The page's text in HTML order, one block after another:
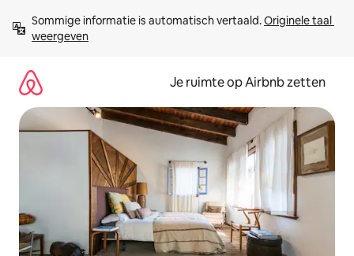
direct
naar
Sommige informatie is automatisch vertaald. Originele taal
weergeven
Je ruimte op Airbnb zetten